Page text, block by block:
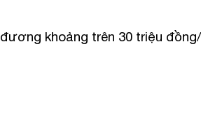
khoảng trên 30 triệu